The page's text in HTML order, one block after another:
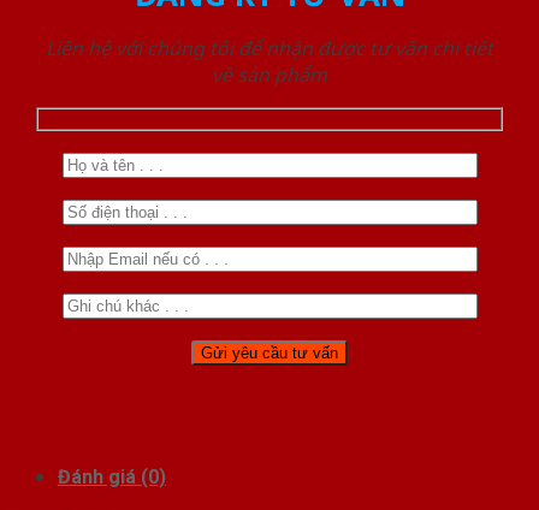
Liên hệ với chúng tôi để nhận được tư vấn chi tiết
về sản phẩm
Đánh giá (0)